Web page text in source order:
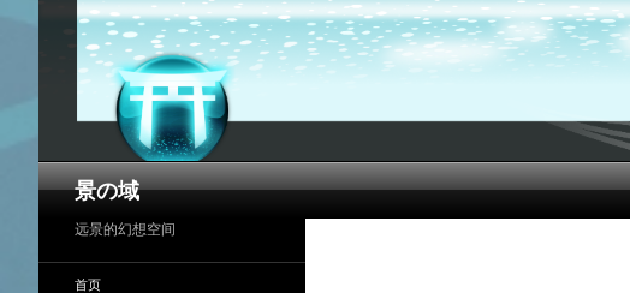
景の域
搜
远景的幻想空间
首页